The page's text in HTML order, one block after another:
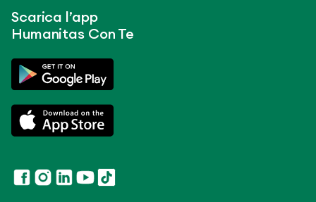
Scarica l’app
Humanitas Con Te